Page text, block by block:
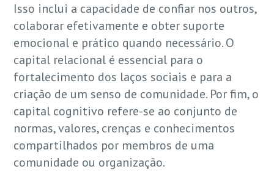
Isso inclui a capacidade de confiar nos outros,
colaborar efetivamente e obter suporte
emocional e prático quando necessário. O
capital relacional é essencial para o
fortalecimento dos laços sociais e para a
criação de um senso de comunidade. Por fim, o
capital cognitivo refere-se ao conjunto de
normas, valores, crenças e conhecimentos
compartilhados por membros de uma
comunidade ou organização.